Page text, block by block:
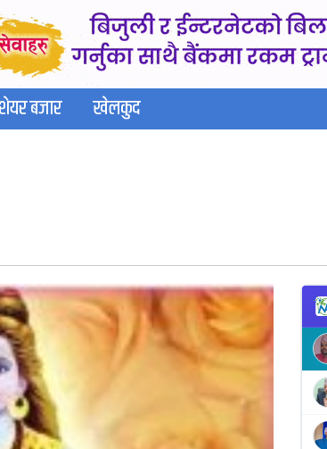
शेयर बजार
खेलकुद